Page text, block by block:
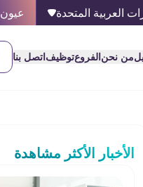
العربية المتحدة عيون
من نحنالفروعتوظيفاتصل بنا
الأخبار الأكثر مشاهدة